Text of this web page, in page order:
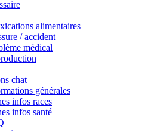
alimentaires
/ accident
médical
chat
générales
infos races
infos santé